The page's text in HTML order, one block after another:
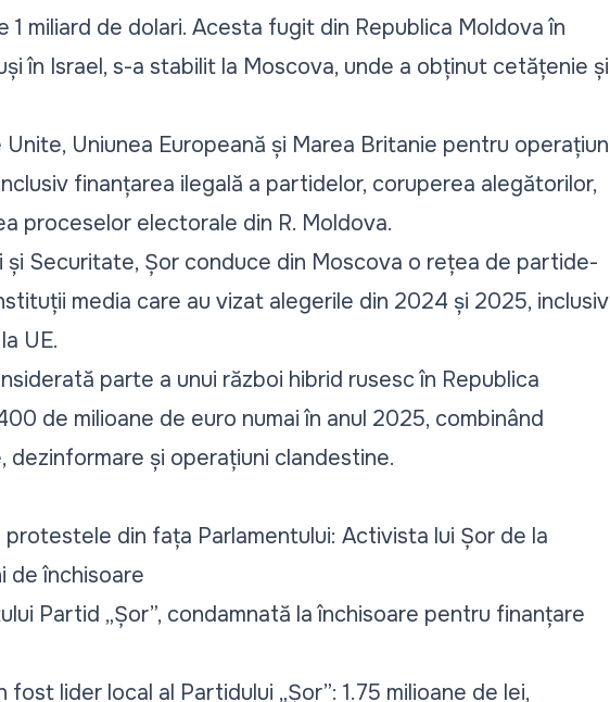
miliard de dolari. Acesta fugit din Republica Moldova în
în Israel, s-a stabilit la Moscova, unde a obținut cetățenie și
Uniunea Europeană și Marea Britanie pentru
finanțarea ilegală a partidelor, coruperea alegătorilor,
proceselor electorale din R. Moldova.
Securitate, Șor conduce din Moscova o rețea de partide-
media care au vizat alegerile din 2024 și 2025, inclusiv
UE.
parte a unui război hibrid rusesc în Republica
de milioane de euro numai în anul 2025, combinând
și operațiuni clandestine.
din fața Parlamentului: Activista lui Șor de la
de închisoare
Partid „Șor”, condamnată la închisoare pentru finanțare
lider local al Partidului „Șor”: 1.75 milioane de lei,